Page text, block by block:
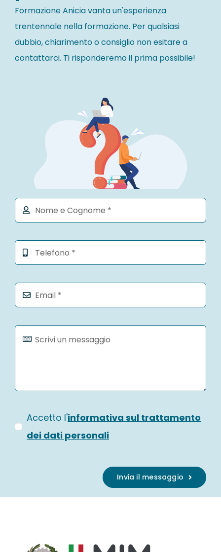
Formazione Anicia vanta un'esperienza
trentennale nella formazione. Per qualsiasi
dubbio, chiarimento o consiglio non esitare a
contattarci. Ti risponderemo il prima possibile!
Accetto l'informativa sul trattamento
dei dati personali
Invia il messaggio